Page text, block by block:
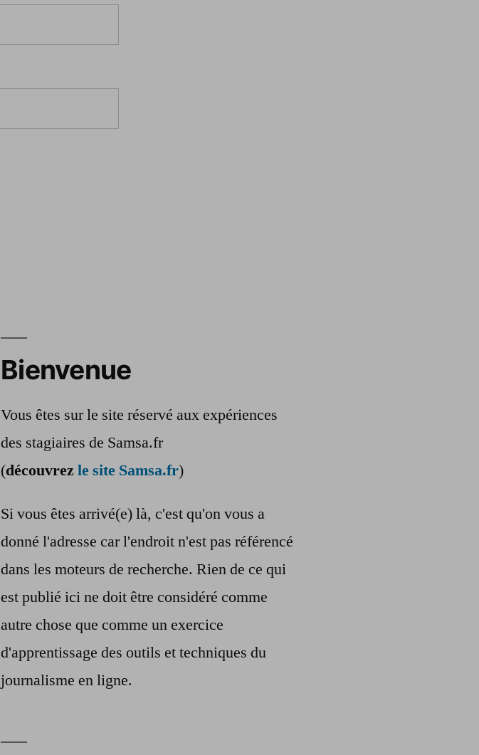
Bienvenue
Vous êtes sur le site réservé aux expériences
des stagiaires de Samsa.fr
(découvrezle site Samsa.fr)
Si vous êtes arrivé(e) là, c'est qu'on vous a
donné l'adresse car l'endroit n'est pas référencé
dans les moteurs de recherche. Rien de ce qui
est publié ici ne doit être considéré comme
autre chose que comme un exercice
d'apprentissage des outils et techniques du
journalisme en ligne.